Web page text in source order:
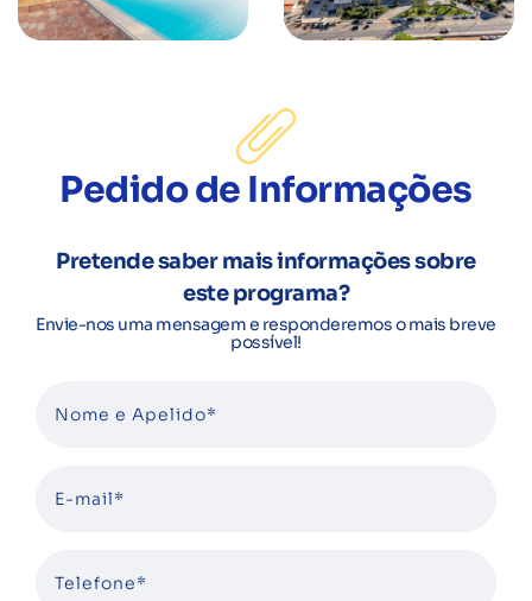
Pedido de Informações
Pretende saber mais informações sobre
este programa?
Envie-nos uma mensagem e responderemos o mais breve
possível!